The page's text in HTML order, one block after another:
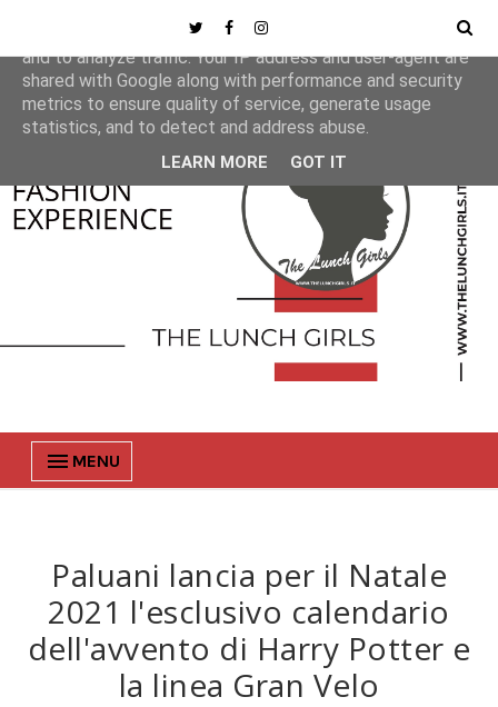
MENU
Paluani lancia per il Natale
2021 l'esclusivo calendario
dell'avvento di Harry Potter e
la linea Gran Velo
This site uses cookies from Google to deliver its services
and to analyze traffic. Your IP address and user-agent are
shared with Google along with performance and security
metrics to ensure quality of service, generate usage
statistics, and to detect and address abuse.
LEARN MORE GOT IT